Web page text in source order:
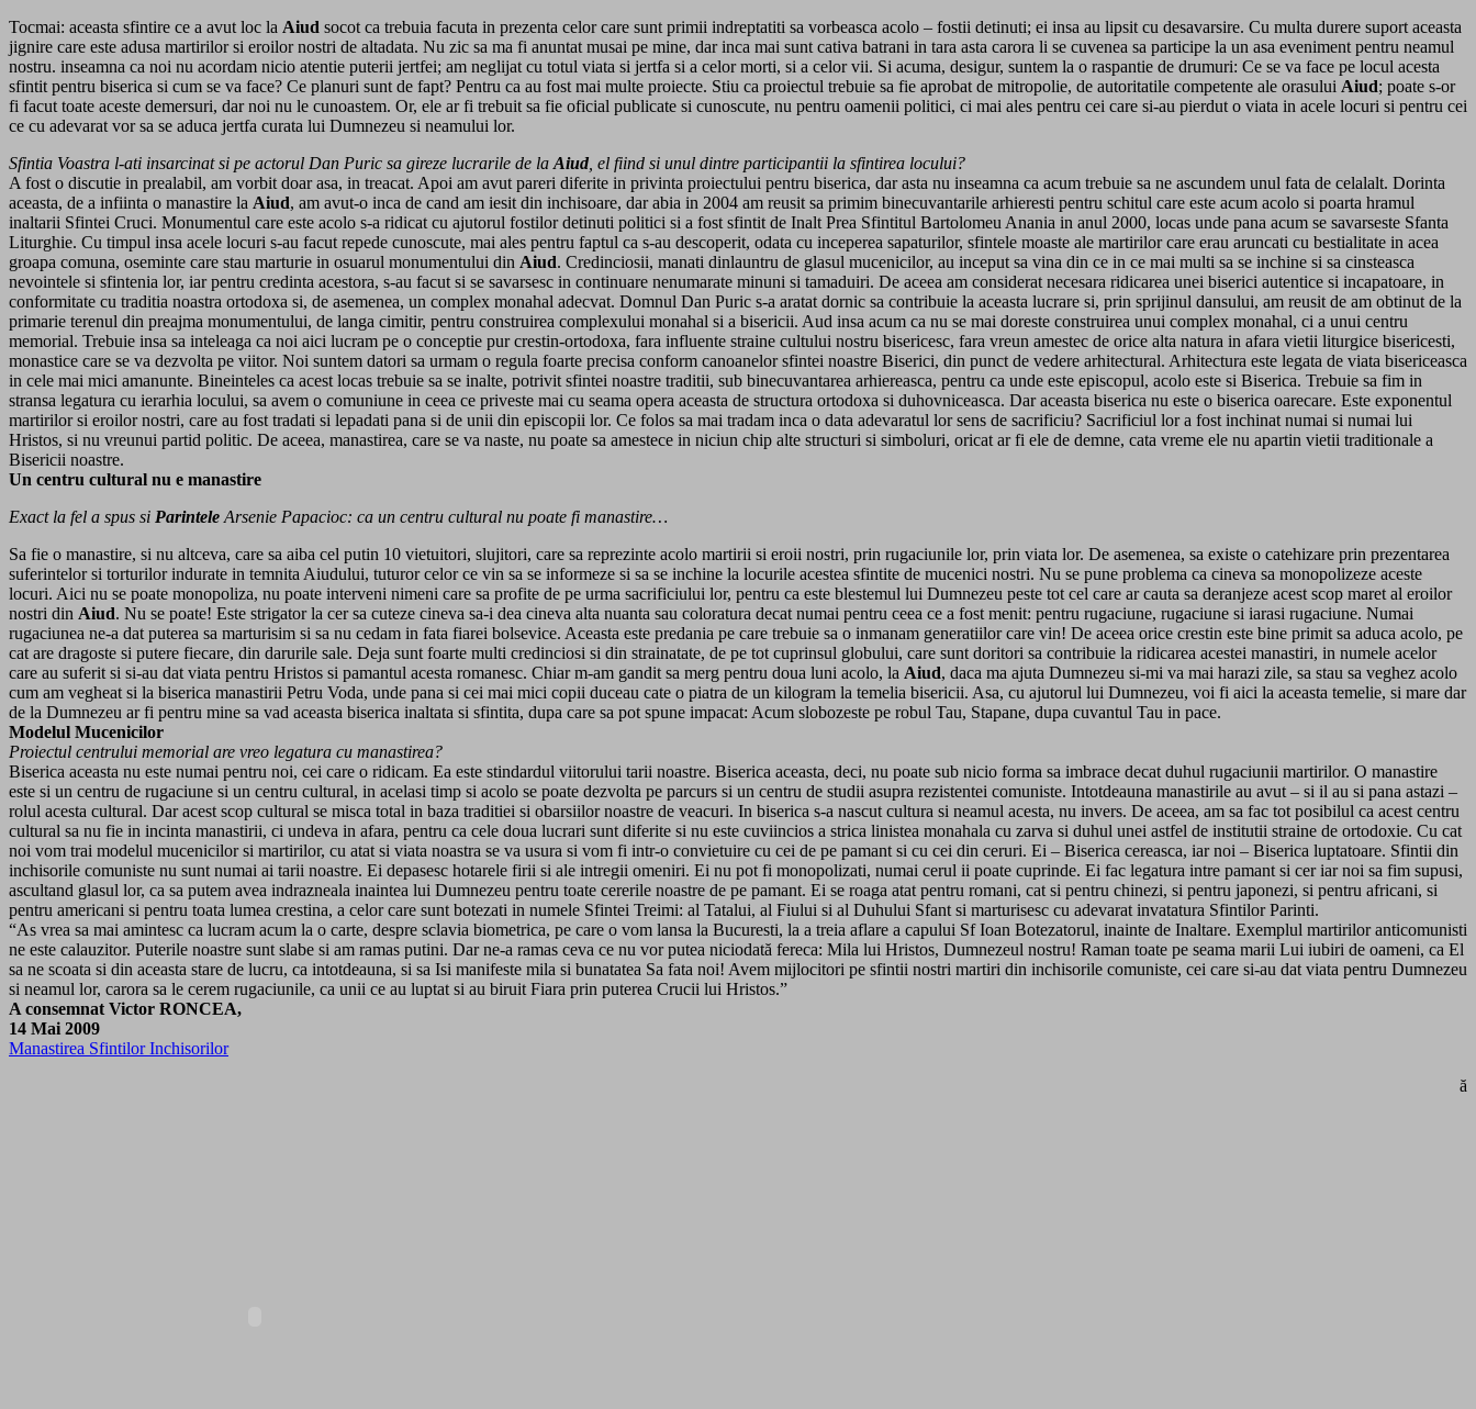
Tocmai: aceasta sfintire ce a avut loc la Aiud socot ca trebuia facuta in prezenta celor care sunt primii indreptatiti sa vorbeasca acolo – fostii detinuti; ei insa au lipsit cu desavarsire. Cu multa durere suport aceasta
jignire care este adusa martirilor si eroilor nostri de altadata. Nu zic sa ma fi anuntat musai pe mine, dar inca mai sunt cativa batrani in tara asta carora li se cuvenea sa participe la un asa eveniment pentru neamul
nostru. inseamna ca noi nu acordam nicio atentie puterii jertfei; am neglijat cu totul viata si jertfa si a celor morti, si a celor vii. Si acuma, desigur, suntem la o raspantie de drumuri: Ce se va face pe locul acesta
sfintit pentru biserica si cum se va face? Ce planuri sunt de fapt? Pentru ca au fost mai multe proiecte. Stiu ca proiectul trebuie sa fie aprobat de mitropolie, de autoritatile competente ale orasului Aiud; poate s-or
fi facut toate aceste demersuri, dar noi nu le cunoastem. Or, ele ar fi trebuit sa fie oficial publicate si cunoscute, nu pentru oamenii politici, ci mai ales pentru cei care si-au pierdut o viata in acele locuri si pentru cei
ce cu adevarat vor sa se aduca jertfa curata lui Dumnezeu si neamului lor.
Sfintia Voastra l-ati insarcinat si pe actorul Dan Puric sa gireze lucrarile de la Aiud , el fiind si unul dintre participantii la sfintirea locului?
A fost o discutie in prealabil, am vorbit doar asa, in treacat. Apoi am avut pareri diferite in privinta proiectului pentru biserica, dar asta nu inseamna ca acum trebuie sa ne ascundem unul fata de celalalt. Dorinta
aceasta, de a infiinta o manastire la Aiud, am avut-o inca de cand am iesit din inchisoare, dar abia in 2004 am reusit sa primim binecuvantarile arhieresti pentru schitul care este acum acolo si poarta hramul
inaltarii Sfintei Cruci. Monumentul care este acolo s-a ridicat cu ajutorul fostilor detinuti politici si a fost sfintit de Inalt Prea Sfintitul Bartolomeu Anania in anul 2000, locas unde pana acum se savarseste Sfanta
Liturghie. Cu timpul insa acele locuri s-au facut repede cunoscute, mai ales pentru faptul ca s-au descoperit, odata cu inceperea sapaturilor, sfintele moaste ale martirilor care erau aruncati cu bestialitate in acea
groapa comuna, oseminte care stau marturie in osuarul monumentului din Aiud. Credinciosii, manati dinlauntru de glasul mucenicilor, au inceput sa vina din ce in ce mai multi sa se inchine si sa cinsteasca
nevointele si sfintenia lor, iar pentru credinta acestora, s-au facut si se savarsesc in continuare nenumarate minuni si tamaduiri. De aceea am considerat necesara ridicarea unei biserici autentice si incapatoare, in
conformitate cu traditia noastra ortodoxa si, de asemenea, un complex monahal adecvat. Domnul Dan Puric s-a aratat dornic sa contribuie la aceasta lucrare si, prin sprijinul dansului, am reusit de am obtinut de la
primarie terenul din preajma monumentului, de langa cimitir, pentru construirea complexului monahal si a bisericii. Aud insa acum ca nu se mai doreste construirea unui complex monahal, ci a unui centru
memorial. Trebuie insa sa inteleaga ca noi aici lucram pe o conceptie pur crestin-ortodoxa, fara influente straine cultului nostru bisericesc, fara vreun amestec de orice alta natura in afara vietii liturgice bisericesti,
monastice care se va dezvolta pe viitor. Noi suntem datori sa urmam o regula foarte precisa conform canoanelor sfintei noastre Biserici, din punct de vedere arhitectural. Arhitectura este legata de viata bisericeasca
in cele mai mici amanunte. Bineinteles ca acest locas trebuie sa se inalte, potrivit sfintei noastre traditii, sub binecuvantarea arhiereasca, pentru ca unde este episcopul, acolo este si Biserica. Trebuie sa fim in
stransa legatura cu ierarhia locului, sa avem o comuniune in ceea ce priveste mai cu seama opera aceasta de structura ortodoxa si duhovniceasca. Dar aceasta biserica nu este o biserica oarecare. Este exponentul
martirilor si eroilor nostri, care au fost tradati si lepadati pana si de unii din episcopii lor. Ce folos sa mai tradam inca o data adevaratul lor sens de sacrificiu? Sacrificiul lor a fost inchinat numai si numai lui
Hristos, si nu vreunui partid politic. De aceea, manastirea, care se va naste, nu poate sa amestece in niciun chip alte structuri si simboluri, oricat ar fi ele de demne, cata vreme ele nu apartin vietii traditionale a
Bisericii noastre.
Un centru cultural nu e manastire
Exact la fel a spus si Parintele Arsenie Papacioc: ca un centru cultural nu poate fi manastire…
Sa fie o manastire, si nu altceva, care sa aiba cel putin 10 vietuitori, slujitori, care sa reprezinte acolo martirii si eroii nostri, prin rugaciunile lor, prin viata lor. De asemenea, sa existe o catehizare prin prezentarea
suferintelor si torturilor indurate in temnita Aiudului, tuturor celor ce vin sa se informeze si sa se inchine la locurile acestea sfintite de mucenici nostri. Nu se pune problema ca cineva sa monopolizeze aceste
locuri. Aici nu se poate monopoliza, nu poate interveni nimeni care sa profite de pe urma sacrificiului lor, pentru ca este blestemul lui Dumnezeu peste tot cel care ar cauta sa deranjeze acest scop maret al eroilor
nostri din Aiud. Nu se poate! Este strigator la cer sa cuteze cineva sa-i dea cineva alta nuanta sau coloratura decat numai pentru ceea ce a fost menit: pentru rugaciune, rugaciune si iarasi rugaciune. Numai
rugaciunea ne-a dat puterea sa marturisim si sa nu cedam in fata fiarei bolsevice. Aceasta este predania pe care trebuie sa o inmanam generatiilor care vin! De aceea orice crestin este bine primit sa aduca acolo, pe
cat are dragoste si putere fiecare, din darurile sale. Deja sunt foarte multi credinciosi si din strainatate, de pe tot cuprinsul globului, care sunt doritori sa contribuie la ridicarea acestei manastiri, in numele acelor
care au suferit si si-au dat viata pentru Hristos si pamantul acesta romanesc. Chiar m-am gandit sa merg pentru doua luni acolo, la Aiud, daca ma ajuta Dumnezeu si-mi va mai harazi zile, sa stau sa veghez acolo
cum am vegheat si la biserica manastirii Petru Voda, unde pana si cei mai mici copii duceau cate o piatra de un kilogram la temelia bisericii. Asa, cu ajutorul lui Dumnezeu, voi fi aici la aceasta temelie, si mare dar
de la Dumnezeu ar fi pentru mine sa vad aceasta biserica inaltata si sfintita, dupa care sa pot spune impacat: Acum slobozeste pe robul Tau, Stapane, dupa cuvantul Tau in pace.
Modelul Mucenicilor
Proiectul centrului memorial are vreo legatura cu manastirea?
Biserica aceasta nu este numai pentru noi, cei care o ridicam. Ea este stindardul viitorului tarii noastre. Biserica aceasta, deci, nu poate sub nicio forma sa imbrace decat duhul rugaciunii martirilor. O manastire
este si un centru de rugaciune si un centru cultural, in acelasi timp si acolo se poate dezvolta pe parcurs si un centru de studii asupra rezistentei comuniste. Intotdeauna manastirile au avut – si il au si pana astazi –
rolul acesta cultural. Dar acest scop cultural se misca total in baza traditiei si obarsiilor noastre de veacuri. In biserica s-a nascut cultura si neamul acesta, nu invers. De aceea, am sa fac tot posibilul ca acest centru
cultural sa nu fie in incinta manastirii, ci undeva in afara, pentru ca cele doua lucrari sunt diferite si nu este cuviincios a strica linistea monahala cu zarva si duhul unei astfel de institutii straine de ortodoxie. Cu cat
noi vom trai modelul mucenicilor si martirilor, cu atat si viata noastra se va usura si vom fi intr-o convietuire cu cei de pe pamant si cu cei din ceruri. Ei – Biserica cereasca, iar noi – Biserica luptatoare. Sfintii din
inchisorile comuniste nu sunt numai ai tarii noastre. Ei depasesc hotarele firii si ale intregii omeniri. Ei nu pot fi monopolizati, numai cerul ii poate cuprinde. Ei fac legatura intre pamant si cer iar noi sa fim supusi,
ascultand glasul lor, ca sa putem avea indrazneala inaintea lui Dumnezeu pentru toate cererile noastre de pe pamant. Ei se roaga atat pentru romani, cat si pentru chinezi, si pentru japonezi, si pentru africani, si
pentru americani si pentru toata lumea crestina, a celor care sunt botezati in numele Sfintei Treimi: al Tatalui, al Fiului si al Duhului Sfant si marturisesc cu adevarat invatatura Sfintilor Parinti.
“As vrea sa mai amintesc ca lucram acum la o carte, despre sclavia biometrica, pe care o vom lansa la Bucuresti, la a treia aflare a capului Sf Ioan Botezatorul, inainte de Inaltare. Exemplul martirilor anticomunisti
ne este calauzitor. Puterile noastre sunt slabe si am ramas putini. Dar ne-a ramas ceva ce nu vor putea niciodată fereca: Mila lui Hristos, Dumnezeul nostru! Raman toate pe seama marii Lui iubiri de oameni, ca El
sa ne scoata si din aceasta stare de lucru, ca intotdeauna, si sa Isi manifeste mila si bunatatea Sa fata noi! Avem mijlocitori pe sfintii nostri martiri din inchisorile comuniste, cei care si-au dat viata pentru Dumnezeu
si neamul lor, carora sa le cerem rugaciunile, ca unii ce au luptat si au biruit Fiara prin puterea Crucii lui Hristos.”
A consemnat Victor RONCEA,
14 Mai 2009
Manastirea Sfintilor Inchisorilor
ă